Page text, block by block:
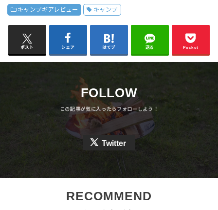
キャンプギアレビュー キャンプ
ポスト シェア はてブ 送る Pocket
FOLLOW
Twitter
RECOMMEND